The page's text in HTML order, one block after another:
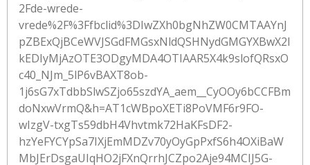
2Fde-wrede-
vrede%2F%3Ffbclid%3DIwZXh0bgNhZW0CMTAAYnJ
pZBExQjBCeWVJSGdFMGsxNldQSHNydGMGYXBwX2l
kEDIyMjAzOTE3ODgyMDA4OTIAAR5X4k9slofQRsxO
c40_NJm_5lP6vBAXT8ob-
1j6sG7xTdbbSlwSZjo65szdYA_aem__CyOOy6bCCFBm
doNxwVrmQ&h=AT1cWBpoXETi8PoVMF6r9FO-
wIzgV-txgTs59dbH4Vhvtmk72HaKFsDF2-
hzYeFYCYpSa7IXjEmMDZv70yOyGpPxfS6h4OXiBaW
MbJErDsgaUIqHO2jFXnQrrhJCZpo2Aje94MCIJ5G-